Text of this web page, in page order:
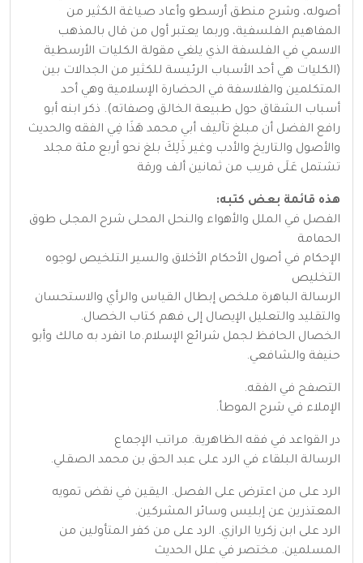
أصوله، وشرح منطق أرسطو وأعاد صياغة الكثير من
المفاهيم الفلسفية، وربما يعتبر أول من قال بالمذهب
الاسمي في الفلسفة الذي يلغي مقولة الكليات الأرسطية
(الكليات هي أحد الأسباب الرئيسة للكثير من الجدالات بين
المتكلمين والفلاسفة في الحضارة الإسلامية وهي أحد
أسباب الشقاق حول طبيعة الخالق وصفاته). ذكر ابنه أبو
رافع الفضل أن مبلغ تآليف أبي محمد هَذَا فِي الفقه والحديث
والأصول والتاريخ والأدب وغير ذَلِكَ بلغ نحو أربع مئة مجلد
تشتمل عَلَى قريب من ثمانين ألف ورقة
هذه قائمة بعض كتبه:
الفصل في الملل والأهواء والنحل المحلى شرح المجلى طوق
الحمامة
الإحكام في أصول الأحكام الأخلاق والسير التلخيص لوجوه
التخليص
الرسالة الباهرة ملخص إبطال القياس والرأي والاستحسان
والتقليد والتعليل الإيصال إلى فهم كتاب الخصال.
الخصال الحافظ لجمل شرائع الإسلام.ما انفرد به مالك وأبو
حنيفة والشافعي.
التصفح في الفقه.
الإملاء في شرح الموطأ.
در القواعد في فقه الظاهرية. مراتب الإجماع
الرسالة البلقاء في الرد على عبد الحق بن محمد الصقلي.
الرد على من اعترض على الفصل. اليقين في نقض تمويه
المعتذرين عن إبليس وسائر المشركين.
الرد على ابن زكريا الرازي. الرد على من كفر المتأولين من
المسلمين. مختصر في علل الحديث